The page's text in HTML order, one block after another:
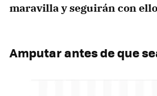
maravilla y seguirán con
Amputar antes de que